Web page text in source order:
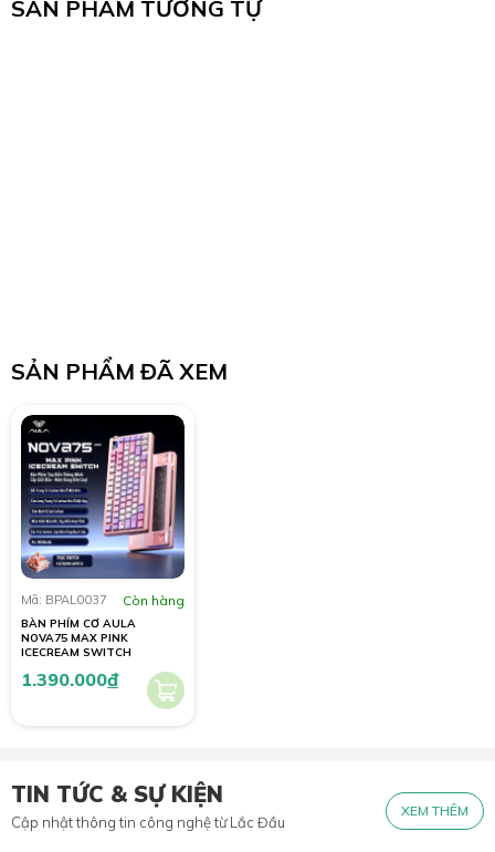
SẢN PHẨM TƯƠNG TỰ
SẢN PHẨM ĐÃ XEM
Mã: BPAL0037 Còn hàng
BÀN PHÍM CƠ AULA
NOVA75 MAX PINK
ICECREAM SWITCH
1.390.000đ
TIN TỨC & SỰ KIỆN
Cập nhật thông tin công nghệ từ Lắc Đầu
XEM THÊM